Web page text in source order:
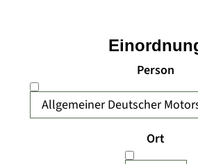
Person
Allgemeiner Deutscher
Ort